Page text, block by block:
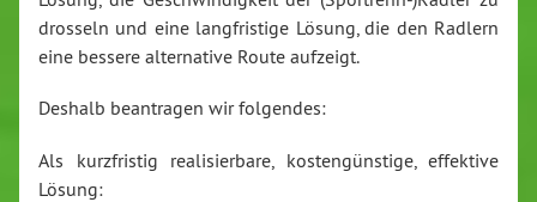
drosseln und eine langfristige Lösung, die den Radlern
eine bessere alternative Route aufzeigt.
Deshalb beantragen wir folgendes:
Als kurzfristig realisierbare, kostengünstige, effektive
Lösung: